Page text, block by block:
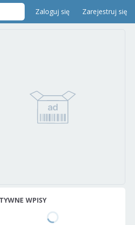
Zaloguj się Zarejestruj się
WPISY